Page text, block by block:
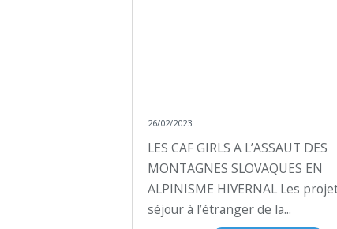
26/02/2023
LES CAF GIRLS A L’ASSAUT DES
MONTAGNES SLOVAQUES EN
ALPINISME HIVERNAL Les
séjour à l’étranger de la...